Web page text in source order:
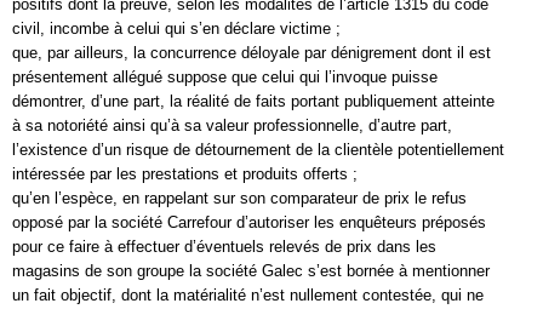
positifs dont la preuve, selon les modalités de l’article 1315 du code
civil, incombe à celui qui s’en déclare victime ;
que, par ailleurs, la concurrence déloyale par dénigrement dont il est
présentement allégué suppose que celui qui l’invoque puisse
démontrer, d’une part, la réalité de faits portant publiquement atteinte
à sa notoriété ainsi qu’à sa valeur professionnelle, d’autre part,
l’existence d’un risque de détournement de la clientèle potentiellement
intéressée par les prestations et produits offerts ;
qu’en l’espèce, en rappelant sur son comparateur de prix le refus
opposé par la société Carrefour d’autoriser les enquêteurs préposés
pour ce faire à effectuer d’éventuels relevés de prix dans les
magasins de son groupe la société Galec s’est bornée à mentionner
un fait objectif, dont la matérialité n’est nullement contestée, qui ne